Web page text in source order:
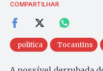
COMPARTILHAR
politica Tocantins